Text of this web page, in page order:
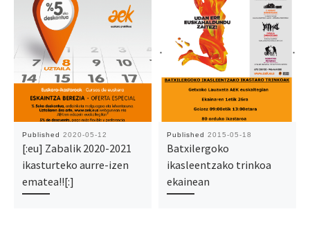
Published 2020-05-12
[:eu] Zabalik 2020-2021
ikasturteko aurre-izen
ematea!![:]
Published 2015-05-18
Batxilergoko
ikasleentzako trinkoa
ekainean